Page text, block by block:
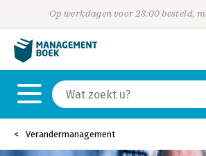
Op werkdagen voor 23:00 besteld,
Verandermanagement